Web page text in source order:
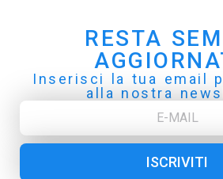
RESTA
Inserisci la tua email
alla nostra
ISCRIVITI